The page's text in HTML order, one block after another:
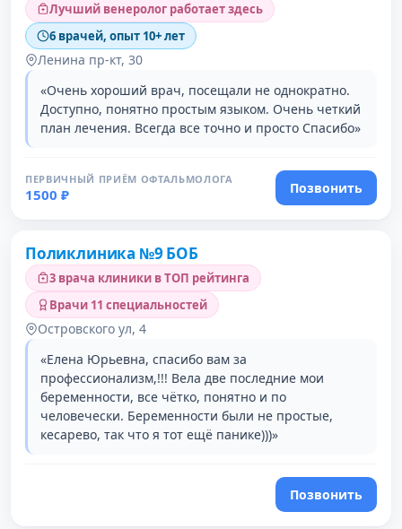
Лучший венеролог работает здесь
6 врачей, опыт 10+ лет
Ленина пр-кт, 30
«Очень хороший врач, посещали не однократно.
Доступно, понятно простым языком. Очень четкий
план лечения. Всегда все точно и просто Спасибо»
ПЕРВИЧНЫЙ ПРИЁМ ОФТАЛЬМОЛОГА
1500 ₽ Позвонить
Поликлиника №9 БОБ
3 врача клиники в ТОП рейтинга
Врачи 11 специальностей
Островского ул, 4
«Елена Юрьевна, спасибо вам за
профессионализм,!!! Вела две последние мои
беременности, все чётко, понятно и по
человечески. Беременности были не простые,
кесарево, так что я тот ещё панике)))»
Позвонить